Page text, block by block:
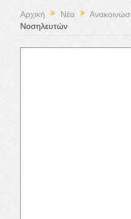
Αρχική Νέα
Νοσηλευτών